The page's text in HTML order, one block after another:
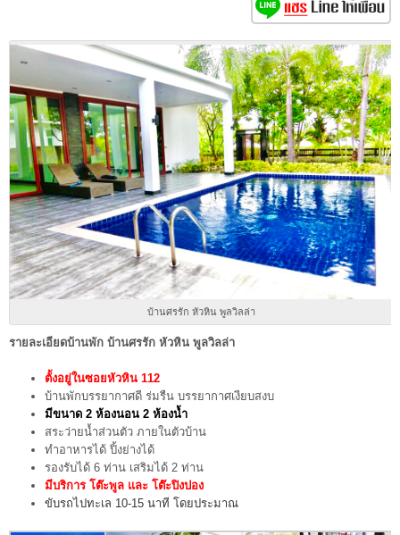
บ้านศรรัก หัวหิน พูลวิลล่า
รายละเอียดบ้านพัก บ้านศรรัก หัวหิน พูลวิลล่า
ตั้งอยู่ในซอยหัวหิน 112
บ้านพักบรรยากาศดี ร่มรืน บรรยากาศเงียบสงบ
มีขนาด 2 ห้องนอน 2 ห้องน้ำ
สระว่ายน้ำส่วนตัว ภายในตัวบ้าน
ทำอาหารได้ ปิ้งย่างได้
รองรับได้ 6 ท่าน เสริมได้ 2 ท่าน
มีบริการ โต๊ะพูล และ โต๊ะปิงปอง
ขับรถไปทะเล 10-15 นาที โดยประมาณ